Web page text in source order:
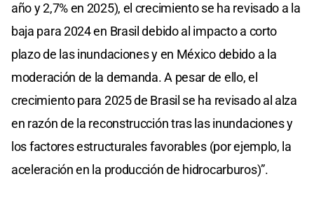
año y 2,7% en 2025), el crecimiento se ha revisado a la
baja para 2024 en Brasil debido al impacto a corto
plazo de las inundaciones y en México debido a la
moderación de la demanda. A pesar de ello, el
crecimiento para 2025 de Brasil se ha revisado al alza
en razón de la reconstrucción tras las inundaciones y
los factores estructurales favorables (por ejemplo, la
aceleración en la producción de hidrocarburos)”.